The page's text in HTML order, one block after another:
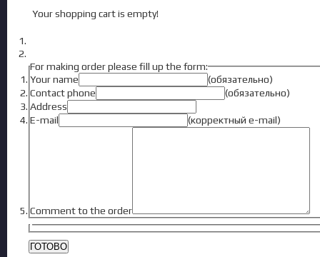
Your shopping cart is empty!
For making order please fill up the form:
Your name
(обязательно)
Contact phone
(обязательно)
Address
E-mail
(корректный e-mail)
Comment to the order